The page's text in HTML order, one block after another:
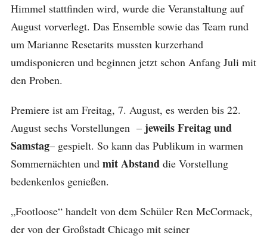
Himmel stattfinden wird, wurde die Veranstaltung auf
August vorverlegt. Das Ensemble sowie das Team rund
um Marianne Resetarits mussten kurzerhand
umdisponieren und beginnen jetzt schon Anfang Juli mit
den Proben.
Premiere ist am Freitag, 7. August, es werden bis 22.
August sechs Vorstellungen – jeweils Freitag und
Samstag– gespielt. So kann das Publikum in warmen
Sommernächten undmit Abstand die Vorstellung
bedenkenlos genießen.
„Footloose“ handelt von dem Schüler Ren McCormack,
der von der Großstadt Chicago mit seiner